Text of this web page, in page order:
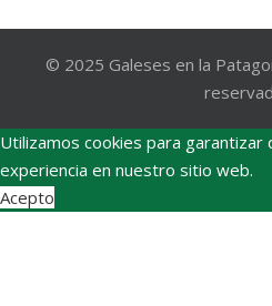
© 2025 Galeses en la
Utilizamos cookies para
experiencia en nuestro sitio web.
Acepto